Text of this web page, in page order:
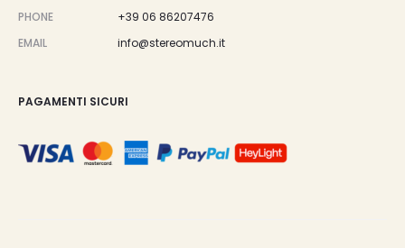
PHONE
+39 06 86207476
EMAIL
info@stereomuch.it
PAGAMENTI SICURI